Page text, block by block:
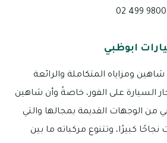
ابوظبي
ومزاياه المتكاملة والرائعة
السيارة على الفور، خاصةً وأن شاهين
من الوجهات القديمة بمجالها والتي
2011 وحققت نجاحًا كبيرًا، وتتنوع مركباته ما بين